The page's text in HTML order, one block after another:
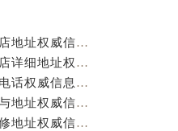
重庆阿玛尼官方售后服务中心｜服务热线及门店地址权威信息公示（2026年7月最新）
重庆阿玛尼官方售后服务中心｜服务热线与门店详细地址权威信息公示（2026年7月最新）
重庆阿玛尼官方售后服务中心｜全部网点地址电话权威信息公示（2026年7月最新）
重庆阿玛尼官方售后服务中心｜最新热线电话与地址权威信息公示（2026年7月最新）
重庆阿玛尼官方售后服务中心｜最新电话和维修地址权威信息公示（2026年7月最新）